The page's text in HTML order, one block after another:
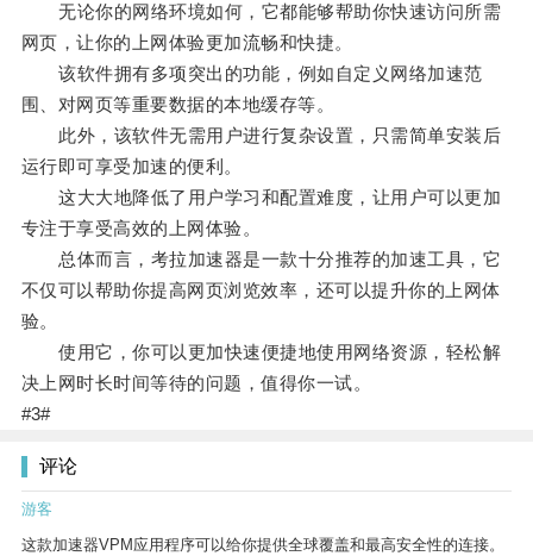
无论你的网络环境如何，它都能够帮助你快速访问所需
网页，让你的上网体验更加流畅和快捷。
该软件拥有多项突出的功能，例如自定义网络加速范
围、对网页等重要数据的本地缓存等。
此外，该软件无需用户进行复杂设置，只需简单安装后
运行即可享受加速的便利。
这大大地降低了用户学习和配置难度，让用户可以更加
专注于享受高效的上网体验。
总体而言，考拉加速器是一款十分推荐的加速工具，它
不仅可以帮助你提高网页浏览效率，还可以提升你的上网体
验。
使用它，你可以更加快速便捷地使用网络资源，轻松解
决上网时长时间等待的问题，值得你一试。
#3#
评论
游客
这款加速器VPM应用程序可以给你提供全球覆盖和最高安全性的连接。